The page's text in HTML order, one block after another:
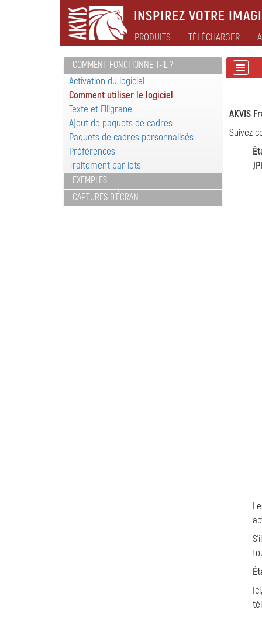
INSPIREZ VOTRE
PRODUITS TÉLÉCHARGER
COMMENT FONCTIONNE T-IL ?
Activation du logiciel
Comment utiliser le logiciel
Texte et Filigrane
Ajout de paquets de cadres
Paquets de cadres personnalisés
Préférences
Traitement par lots
EXEMPLES
CAPTURES D'ÉCRAN
AKVIS
Suivez